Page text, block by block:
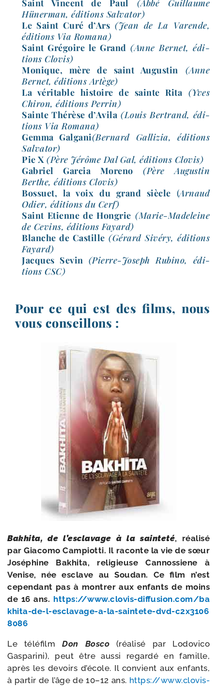
Saint Vincent de Paul (Abbé Guillaume
Hünerman, édi­tions Salvator)
Le Saint Curé d’Ars (Jean de La Varende,
édi­tions Via Romana)
Saint Grégoire le Grand (Anne Bernet, édi­
tions Clovis)
Monique, mère de saint Augustin (Anne
Bernet, édi­tions Artège)
La véri­table his­toire de sainte Rita (Yves
Chiron, édi­tions Perrin)
Sainte Thérèse d’Avila (Louis Bertrand, édi­
tions Via Romana)
Gemma Galgani(Bernard Gallizia, édi­tions
Salvator)
Pie X(Père Jérôme Dal Gal, édi­tions Clovis)
Gabriel Garcia Moreno (Père Augustin
Berthe, édi­tions Clovis)
Bossuet, la voix du grand siècle (Arnaud
Odier, édi­tions du Cerf)
Saint Etienne de Hongrie (Marie-​Madeleine
de Cevins, édi­tions Fayard)
Blanche de Castille (Gérard Sivéry, édi­tions
Fayard)
Jacques Sevin (Pierre-​Joseph Rubino, édi­
tions CSC)
Pour ce qui est des films, nous
vous conseillons :
Bakhita, de l’esclavage à la sain­te­té, réa­li­sé
par Giacomo Campiotti. Il raconte la vie de sœur
Joséphine Bakhita, reli­gieuse Cannossiene à
Venise, née esclave au Soudan. Ce film n’est
cepen­dant pas à mon­trer aux enfants de moins
de 16 ans. https://​www​.clo​vis​-dif​fu​sion​.com/​b​a​
k​h​i​t​a​-​d​e​-​l​-​e​s​c​l​a​v​a​g​e​-​a​-​l​a​-​s​a​i​n​t​e​t​e​-​d​v​d​-​c​2​x​3​1​0​6​
8​086
Le télé­filmDon Bosco (réa­li­sé par Lodovico
Gasparini), peut être aus­si regar­dé en famille,
après les devoirs d’école. Il convient aux enfants,
à par­tir de l’âge de 10–12 ans. https://​www​.clo​vis​-